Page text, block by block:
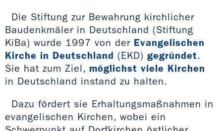
Die Stiftung zur Bewahrung kirchlicher
Baudenkmäler in Deutschland (Stiftung
KiBa) wurde 1997 von der Evangelischen
Kirche in Deutschland (EKD) gegründet.
Sie hat zum Ziel, möglichst viele Kirchen
in Deutschland instand zu halten.
Dazu fördert sie Erhaltungsmaßnahmen in
evangelischen Kirchen, wobei ein